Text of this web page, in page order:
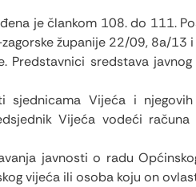
je člankom 108. do 111.
županije 22/09, 8a/13
Predstavnici sredstava
sjednicama Vijeća i
Vijeća vodeći
javnosti o radu
vijeća ili osoba koju on